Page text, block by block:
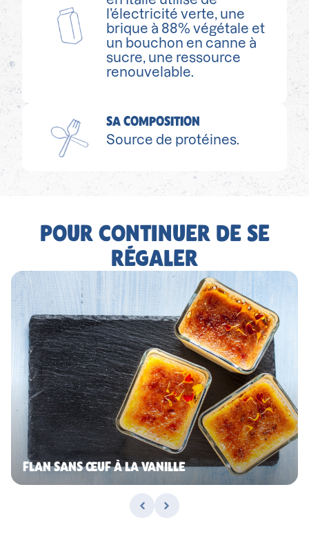
l’électricité verte, une
brique à 88% végétale et
un bouchon en canne à
sucre, une ressource
renouvelable.
SA COMPOSITION
Source de protéines.
POUR CONTINUER DE SE
RÉGALER
FLAN SANS ŒUF À LA VANILLE